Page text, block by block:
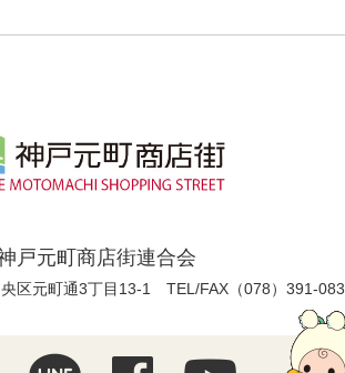
戸元町商店街連合会
区元町通3丁目13-1 TEL/FAX（078）391-